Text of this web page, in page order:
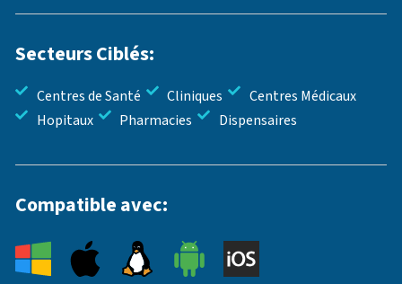
Secteurs Ciblés:
Centres de Santé Cliniques
Centres Médicaux
Hopitaux
Pharmacies Dispensaires
Compatible avec: